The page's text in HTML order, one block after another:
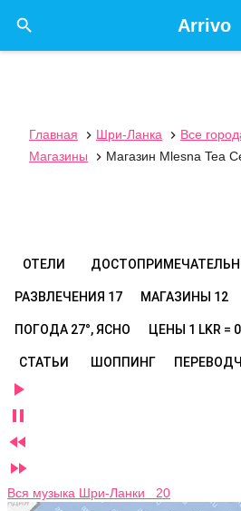
Arrivo

Главная  Шри-Ланка  Все
Магазины
 Магазин Mlesna Tea
ОТЕЛИ
РАЗВЛЕЧЕНИЯ 17 МАГАЗИНЫ 12
ПОГОДА 27°, ЯСНО ЦЕНЫ 1 LKR =
СТАТЬИ ШОППИНГ




Вся музыка Шри-Ланки 20